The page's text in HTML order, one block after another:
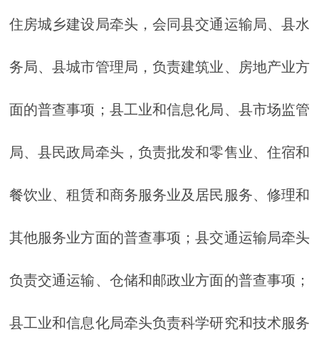
住房城乡建设局牵头，会同县交通运输局、县水
务局、县城市管理局，负责建筑业、房地产业方
面的普查事项；县工业和信息化局、县市场监管
局、县民政局牵头，负责批发和零售业、住宿和
餐饮业、租赁和商务服务业及居民服务、修理和
其他服务业方面的普查事项；县交通运输局牵头
负责交通运输、仓储和邮政业方面的普查事项；
县工业和信息化局牵头负责科学研究和技术服务